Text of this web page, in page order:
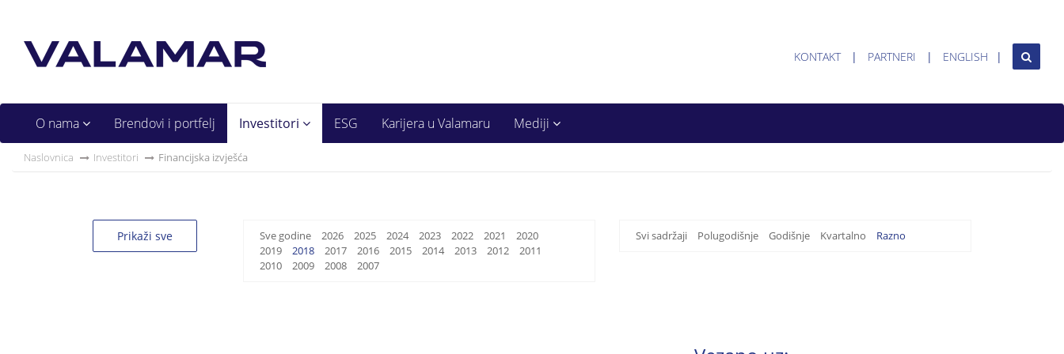
KONTAKT PARTNERI ENGLISH
O nama Brendovi i portfelj Investitori ESG Karijera u Valamaru Mediji
Naslovnica Investitori Financijska izvješća
Prikaži sve Sve godine 2026 2025 2024 2023 2022 2021
2020
2019
2018 2017 2016 2015 2014 2013 2012
2011
2010
2009 2008 2007
Svi sadržaji Polugodišnje Godišnje Kvartalno Razno